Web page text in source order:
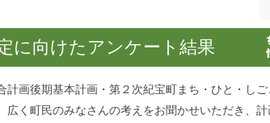
に向けたアンケート結果
画後期基本計画・第２次紀宝町まち・ひと・し
く町民のみなさんの考えをお聞かせいただき、